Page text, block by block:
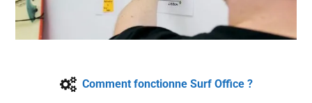
Comment fonctionne Surf Office ?